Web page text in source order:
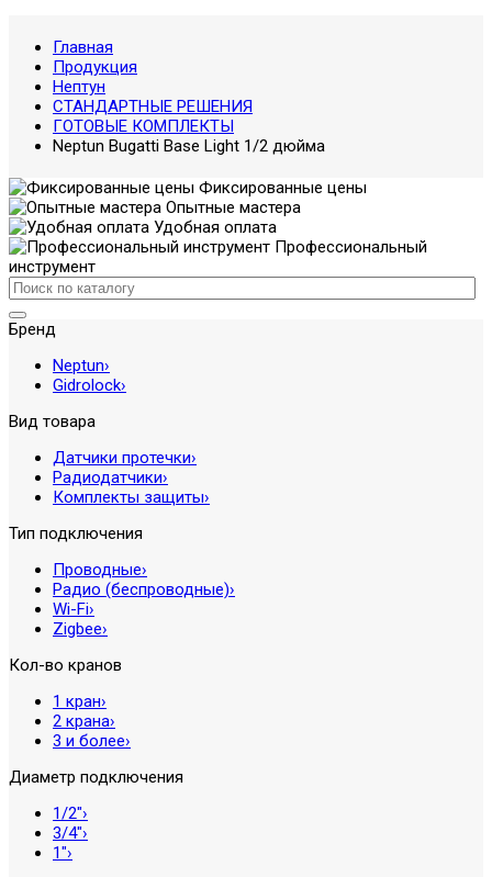
Главная
Продукция
Нептун
СТАНДАРТНЫЕ РЕШЕНИЯ
ГОТОВЫЕ КОМПЛЕКТЫ
Neptun Bugatti Base Light 1/2 дюйма
Фиксированные цены
Опытные мастера
Удобная оплата
Профессиональный
инструмент
Бренд
Neptun›
Gidrolock›
Вид товара
Датчики протечки›
Радиодатчики›
Комплекты защиты›
Тип подключения
Проводные›
Радио (беспроводные)›
Wi-Fi›
Zigbee›
Кол-во кранов
1 кран›
2 крана›
3 и более›
Диаметр подключения
1/2″›
3/4″›
1″›